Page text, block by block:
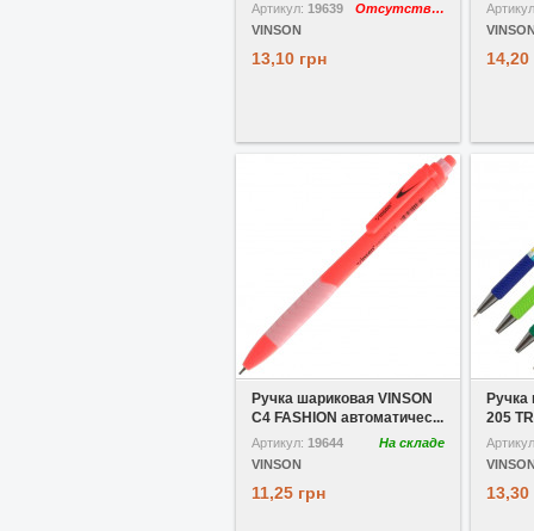
Артикул: 19639
Отсутствует
VINSON
13,10 грн 14,20
Ручка шариковая VINSON
C4 FASHION автоматичес...
Артикул: 19644
На складе
VINSON
11,25 грн
Ручка
205
13,30